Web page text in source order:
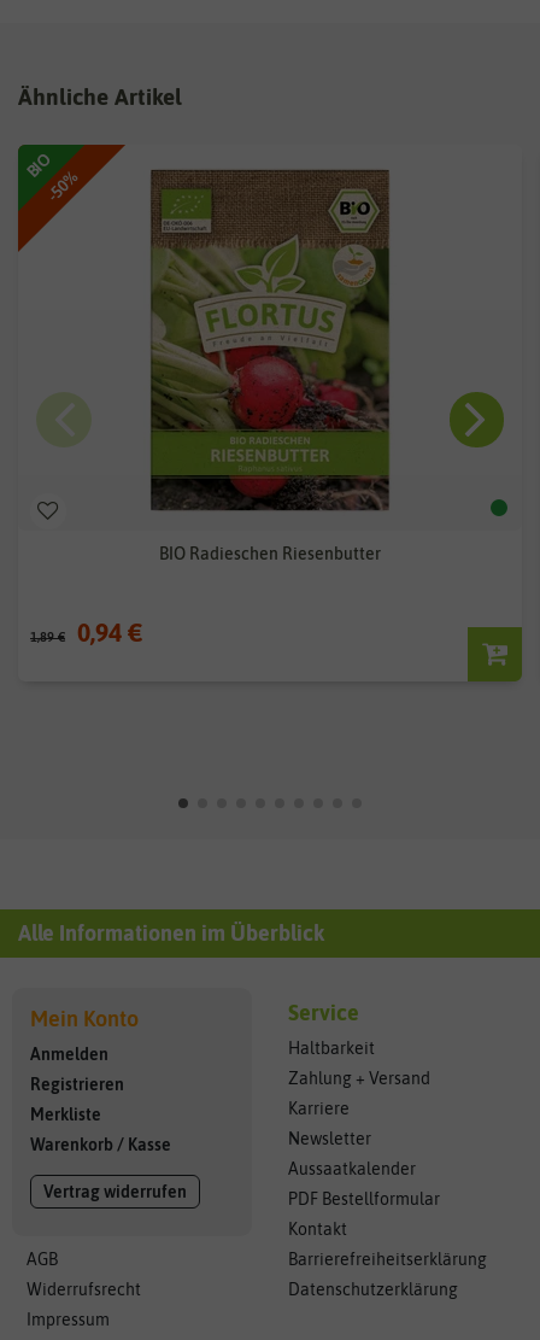
Ähnliche Artikel
-50%
BIO
BIO Radieschen Riesenbutter
1,89 € 0,94 €
Alle Informationen im Überblick
Mein Konto
Anmelden
Registrieren
Merkliste
Warenkorb / Kasse
Vertrag widerrufen
AGB
Widerrufsrecht
Impressum
Service
Haltbarkeit
Zahlung + Versand
Karriere
Newsletter
Aussaatkalender
PDF Bestellformular
Kontakt
Barrierefreiheitserklärung
Datenschutzerklärung